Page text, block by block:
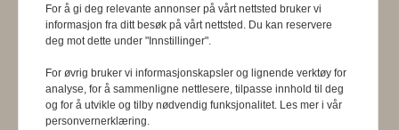
bidra til at fysioterapifaget utvikler
seg i samsvar med samfunnets og
befolkningens behov. Tidsskriftet skal
belyse fysioterapifaglige
For å gi deg relevante annonser på vårt nettsted bruker vi
informasjon fra ditt besøk på vårt nettsted. Du kan reservere
deg mot dette under "Innstillinger".
For øvrig bruker vi informasjonskapsler og lignende verktøy for
analyse, for å sammenligne nettlesere, tilpasse innhold til deg
og for å utvikle og tilby nødvendig funksjonalitet. Les mer i vår
personvernerklæring.